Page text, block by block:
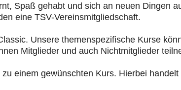
Spaß gehabt und sich an neuen Dingen
eine TSV-Vereinsmitgliedschaft.
Unsere themenspezifische Kurse
Mitglieder und auch Nichtmitglieder
einem gewünschten Kurs. Hierbei handelt